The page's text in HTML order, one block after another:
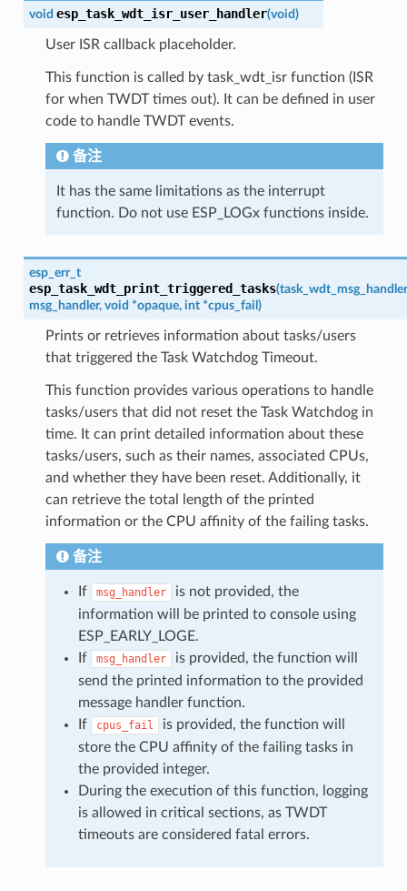
void esp_task_wdt_isr_user_handler(void)
User ISR callback placeholder.
This function is called by task_wdt_isr function (ISR
for when TWDT times out). It can be defined in user
code to handle TWDT events.
备注
It has the same limitations as the interrupt
function. Do not use ESP_LOGx functions inside.
esp_err_t
esp_task_wdt_print_triggered_tasks(task_wdt_msg_handler
msg_handler, void *opaque, int *cpus_fail )
Prints or retrieves information about tasks/users
that triggered the Task Watchdog Timeout.
This function provides various operations to handle
tasks/users that did not reset the Task Watchdog in
time. It can print detailed information about these
tasks/users, such as their names, associated CPUs,
and whether they have been reset. Additionally, it
can retrieve the total length of the printed
information or the CPU affinity of the failing tasks.
备注
If msg_handler
is not provided, the
information will be printed to console using
ESP_EARLY_LOGE.
If
msg_handler
is provided, the function will
send the printed information to the provided
message handler function.
If
cpus_fail
is provided, the function will
store the CPU affinity of the failing tasks in
the provided integer.
During the execution of this function, logging
is allowed in critical sections, as TWDT
timeouts are considered fatal errors.